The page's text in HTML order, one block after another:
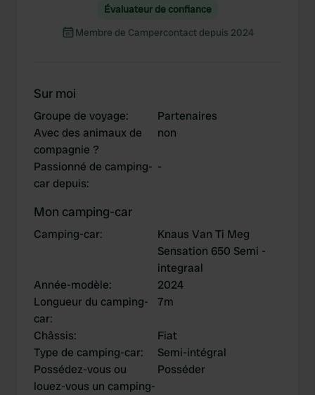
Évaluateur de confiance
Membre de Campercontact depuis 2024
Sur moi
Groupe de voyage:
Partenaires
Avec des animaux de
compagnie ?
non
Passionné de camping-
car depuis:
-
Mon camping-car
Camping-car:
Knaus Van Ti Meg
Sensation 650 Semi -
integraal
Année-modèle:
2024
Longueur du camping-
car:
7m
Châssis:
Fiat
Type de camping-car:
Semi-intégral
Possédez-vous ou
louez-vous un camping-
Posséder